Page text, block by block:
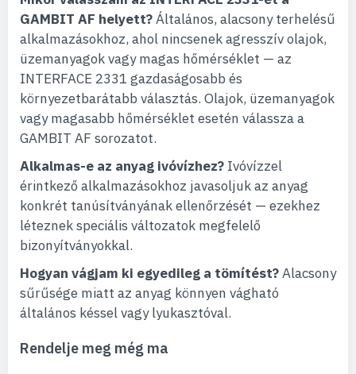
GAMBIT AF helyett?Általános, alacsony terhelésű
alkalmazásokhoz, ahol nincsenek agresszív olajok,
üzemanyagok vagy magas hőmérséklet — az
INTERFACE 2331 gazdaságosabb és
környezetbarátabb választás. Olajok, üzemanyagok
vagy magasabb hőmérséklet esetén válassza a
GAMBIT AF sorozatot.
Alkalmas-e az anyag ivóvízhez? Ivóvízzel
érintkező alkalmazásokhoz javasoljuk az anyag
konkrét tanúsítványának ellenőrzését — ezekhez
léteznek speciális változatok megfelelő
bizonyítványokkal.
Hogyan vágjam ki egyedileg a tömítést?Alacsony
sűrűsége miatt az anyag könnyen vágható
általános késsel vagy lyukasztóval.
Rendelje meg még ma